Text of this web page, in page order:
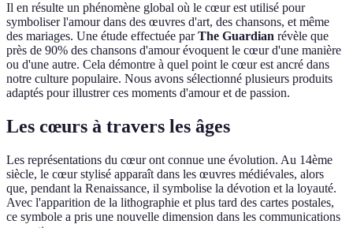
Il en résulte un phénomène global où le cœur est utilisé pour
symboliser l'amour dans des œuvres d'art, des chansons, et même
des mariages. Une étude effectuée parThe Guardian révèle que
près de 90% des chansons d'amour évoquent le cœur d'une manière
ou d'une autre. Cela démontre à quel point le cœur est ancré dans
notre culture populaire. Nous avons sélectionné plusieurs produits
adaptés pour illustrer ces moments d'amour et de passion.
Les cœurs à travers les âges
Les représentations du cœur ont connue une évolution. Au 14ème
siècle, le cœur stylisé apparaît dans les œuvres médiévales, alors
que, pendant la Renaissance, il symbolise la dévotion et la loyauté.
Avec l'apparition de la lithographie et plus tard des cartes postales,
ce symbole a pris une nouvelle dimension dans les communications